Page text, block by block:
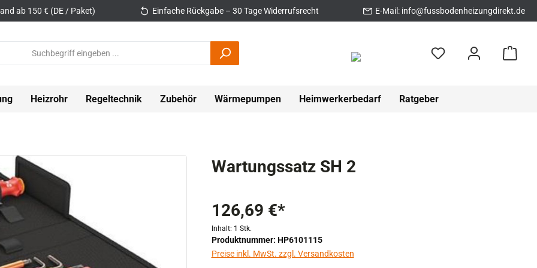
ab 150 € (DE / Paket) Einfache Rückgabe – 30 Tage Widerrufsrecht E-Mail: info@fussbodenheizungdirekt.de
Heizrohr Regeltechnik Zubehör Wärmepumpen Heimwerkerbedarf Ratgeber
Wartungssatz SH 2
126,69 €*
Inhalt: 1 Stk.
Produktnummer: HP6101115
Preise inkl. MwSt. zzgl. Versandkosten